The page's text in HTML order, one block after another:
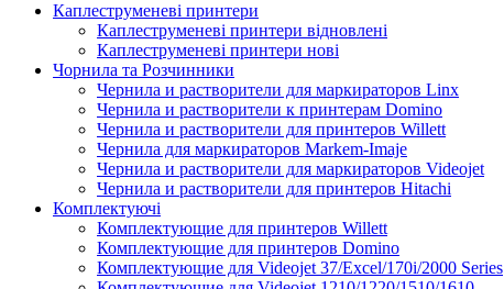
Каплеструменеві принтери
Каплеструменеві принтери відновлені
Каплеструменеві принтери нові
Чорнила та Розчинники
Чернила и растворители для маркираторов Linx
Чернила и растворители к принтерам Domino
Чернила и растворители для принтеров Willett
Чернила для маркираторов Markem-Imaje
Чернила и растворители для маркираторов Videojet
Чернила и растворители для принтеров Hitachi
Комплектуючі
Комплектующие для принтеров Willett
Комплектующие для принтеров Domino
Комплектующие для Videojet 37/Excel/170i/2000 Series